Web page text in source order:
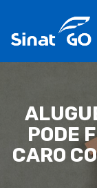
PODE
CARO